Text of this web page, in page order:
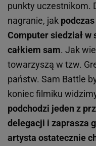
punkty uczestnikom.
nagranie, jak
Computer siedział
całkiem sam. Jak
towarzyszą w tzw.
państw. Sam Battle
koniec filmiku
podchodzi jeden z
delegacji i zaprasza
artysta ostatecznie